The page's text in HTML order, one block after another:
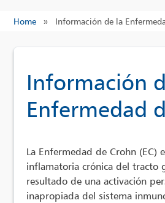
Home » Información de la
Información
Enfermedad
La Enfermedad de Crohn (EC)
inflamatoria crónica del tracto
resultado de una activación
inapropiada del sistema